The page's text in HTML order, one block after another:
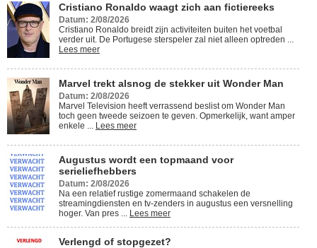
Cristiano Ronaldo waagt zich aan fictiereeks
Datum: 2/08/2026
Cristiano Ronaldo breidt zijn activiteiten buiten het voetbal
verder uit. De Portugese sterspeler zal niet alleen optreden ...
Lees meer
Marvel trekt alsnog de stekker uit Wonder Man
Datum: 2/08/2026
Marvel Television heeft verrassend beslist om Wonder Man
toch geen tweede seizoen te geven. Opmerkelijk, want amper
enkele ... Lees meer
Augustus wordt een topmaand voor
serieliefhebbers
Datum: 2/08/2026
Na een relatief rustige zomermaand schakelen de
streamingdiensten en tv-zenders in augustus een versnelling
hoger. Van pres ... Lees meer
Verlengd of stopgezet?